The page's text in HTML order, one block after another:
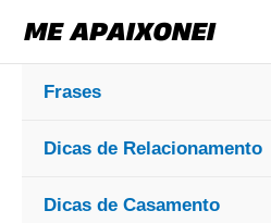
para
conteúdo
Frases
Dicas de Relacionamento
Dicas de Casamento